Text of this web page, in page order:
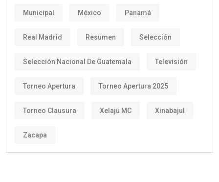
Municipal México Panamá
Real Madrid Resumen Selección
Selección Nacional De Guatemala Televisión
Torneo Apertura Torneo Apertura 2025
Torneo Clausura Xelajú MC Xinabajul
Zacapa